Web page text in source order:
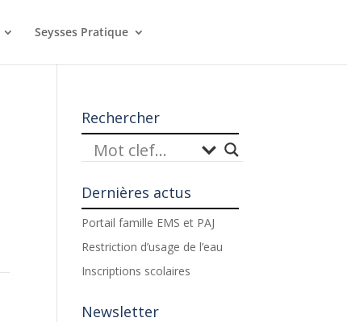
Seysses Pratique
Rechercher
Dernières actus
Portail famille EMS et PAJ
Restriction d’usage de l’eau
Inscriptions scolaires
Newsletter